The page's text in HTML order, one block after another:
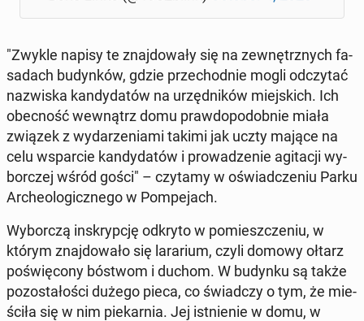
"Zwykle napisy te znaj­do­wa­ły się na ze­wnętrz­nych fa­
sa­dach bu­dyn­ków, gdzie prze­chod­nie mogli od­czy­tać
na­zwi­ska kan­dy­da­tów na urzęd­ni­ków miej­skich. Ich
obec­ność we­wnątrz domu praw­do­po­dob­nie miała
związek z wy­da­rze­nia­mi takimi jak uczty mające na
celu wspar­cie kan­dy­da­tów i pro­wa­dze­nie agi­ta­cji wy­
bor­czej wśród gości" – czytamy w oświad­cze­niu Parku
Ar­che­olo­gicz­ne­go w Pom­pe­jach.
Wy­bor­czą in­skryp­cję odkryto w po­miesz­cze­niu, w
którym znaj­do­wa­ło się la­ra­rium, czyli domowy ołtarz
po­świę­co­ny bóstwom i duchom. W budynku są także
po­zo­sta­ło­ści dużego pieca, co świad­czy o tym, że mie­
ści­ła się w nim pie­kar­nia. Jej ist­nie­nie w domu, w